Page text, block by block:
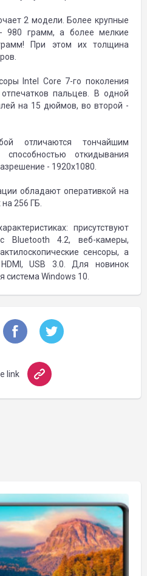
2 модели. Более крупные
980 грамм, а более мелкие
При этом их толщина
Intel Core 7-го поколения
пальцев. В одной
на 15 дюймов, во второй -
отличаются тончайшим
откидывания
- 1920х1080.
обладают оперативкой на
256 ГБ.
присутствуют
Bluetooth 4.2, веб-камеры,
сенсоры, а
USB 3.0. Для новинок
система Windows 10.
link